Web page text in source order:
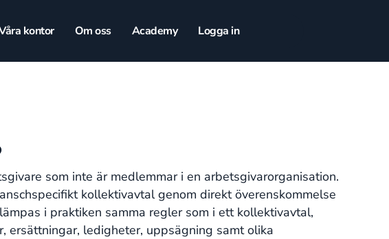
kontor Om oss Academy Logga in
som inte är medlemmar i en arbetsgivarorganisation.
kollektivavtal genom direkt överenskommelse
i praktiken samma regler som i ett kollektivavtal,
ersättningar, ledigheter, uppsägning samt olika